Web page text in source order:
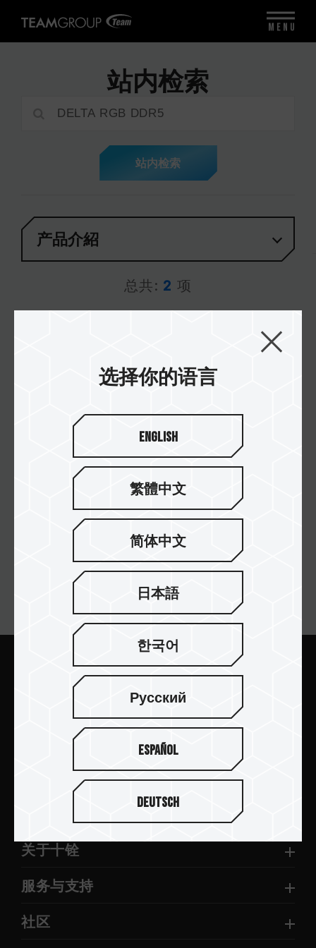
站内检索
站内检索
产品介紹
总共: 2 项
DELTA RGB DDR5 ROG CERTIFIED 台
式机内存
DELTA RGB DDR5 VALKYRIE Edition
台式机内存
订阅电子报
关于十铨
服务与支持
社区
选择你的语言
English
繁體中文
简体中文
日本語
한국어
Русский
Español
Deutsch
MENU